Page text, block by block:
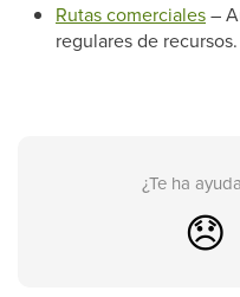
Rutas comerciales–
regulares de recursos.
¿Te ha
😞